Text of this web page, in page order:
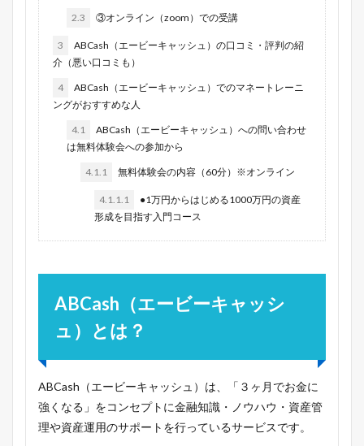
2.3 ③オンライン（zoom）での受講
3
ABCash（エービーキャッシュ）の口コミ・評判の紹
介（悪い口コミも）
4
ABCash（エービーキャッシュ）でのマネートレーニ
ングがおすすめな人
4.1
ABCash（エービーキャッシュ）への問い合わせ
は無料体験会への参加から
4.1.1 無料体験会の内容（60分）※オンライン
4.1.1.1
●1万円からはじめる1000万円の資産
形成を目指す入門コース
ABCash（エービーキャッシ
ュ）とは？
ABCash（エービーキャッシュ）は、「３ヶ月でお金に
強くなる」をコンセプトに金融知識・ノウハウ・資産管
理や資産運用のサポートを行っているサービスです。